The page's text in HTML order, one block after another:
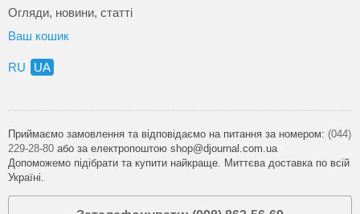
Огляди, новини, статті
Ваш кошик
RU UA
Приймаємо замовлення та відповідаємо на питання за номером: (044)
229-28-80 або за електропоштою shop@djournal.com.ua
Допоможемо підібрати та купити найкраще. Миттєва доставка по всій
Україні.